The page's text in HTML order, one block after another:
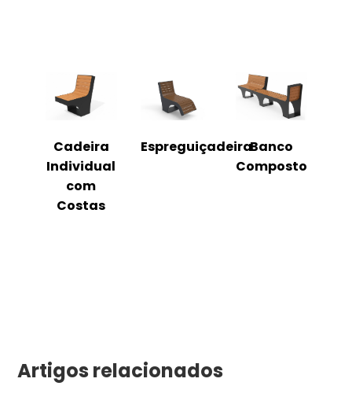
Cadeira
Individual
com
Costas
EspreguiçadeiraBanco
Composto
Artigos relacionados